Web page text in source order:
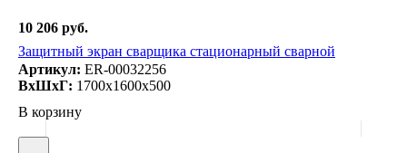
10 206 руб.
Защитный экран сварщика стационарный сварной
Артикул: ER-00032256
ВxШxГ: 1700x1600x500
В корзину